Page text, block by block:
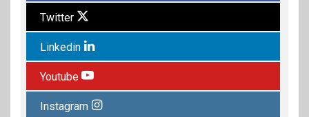
Twitter
Linkedin
Youtube
Instagram